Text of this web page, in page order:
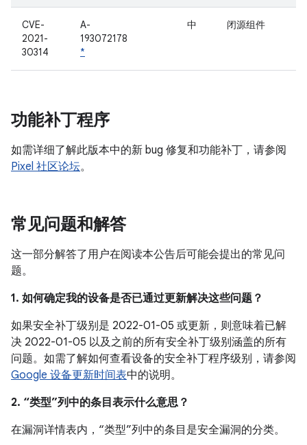
CVE-
2021-
30314
A-
193072178
*
中 闭源组件
功能补丁程序
如需详细了解此版本中的新 bug 修复和功能补丁，请参阅
Pixel 社区论坛。
常见问题和解答
这一部分解答了用户在阅读本公告后可能会提出的常见问
题。
1. 如何确定我的设备是否已通过更新解决这些问题？
如果安全补丁级别是 2022-01-05 或更新，则意味着已解
决 2022-01-05 以及之前的所有安全补丁级别涵盖的所有
问题。如需了解如何查看设备的安全补丁程序级别，请参阅
Google 设备更新时间表中的说明。
2. “类型”列中的条目表示什么意思？
在漏洞详情表内，“类型”列中的条目是安全漏洞的分类。